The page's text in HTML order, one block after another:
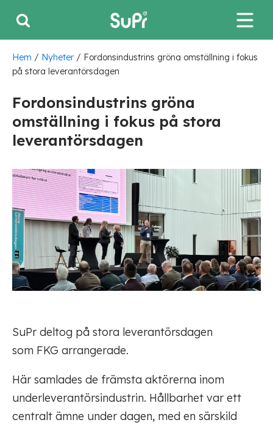
Hem / Nyheter / Fordonsindustrins gröna omställning i fokus
på stora leverantörsdagen
Fordonsindustrins gröna
omställning i fokus på stora
leverantörsdagen
SuPr deltog på stora leverantörsdagen
som FKG arrangerade.
Här samlades de främsta aktörerna inom
underleverantörsindustrin. Hållbarhet var ett
centralt ämne under dagen, med en särskild